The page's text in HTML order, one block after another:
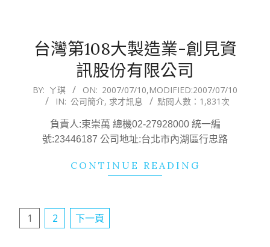
台灣第108大製造業-創見資
訊股份有限公司
2007-
BY: ㄚ琪 ON: 2007/07/10,MODIFIED:2007/07/10
IN: 公司簡介, 求才訊息 點閱人數：1,831次
負責人:束崇萬 總機02-27928000 統一編
號:23446187 公司地址:台北市內湖區行忠路
CONTINUE READING
文1 2 下一頁